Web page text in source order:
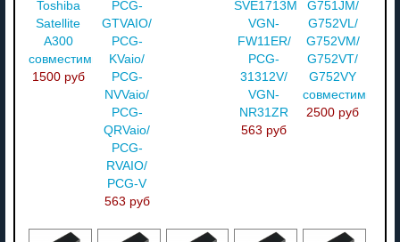
Toshiba
Satellite
A300
совместимый
1500 руб
PCG-
GTVAIO/
PCG-
KVaio/
PCG-
NVVaio/
PCG-
QRVaio/
PCG-
RVAIO/
PCG-V
563 руб
SVE1713M1RW/
VGN-
FW11ER/
PCG-
31312V/
VGN-
NR31ZR
563 руб
G751JM/
G752VL/
G752VM/
G752VT/
G752VY
совместимый
2500 руб